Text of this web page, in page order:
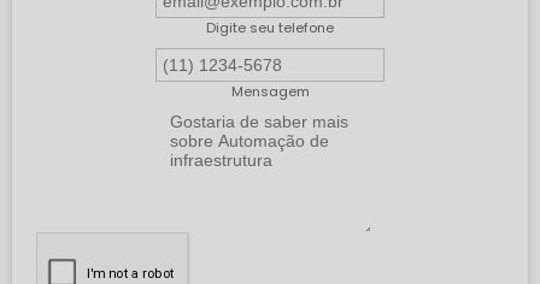
Digite seu telefone
Mensagem